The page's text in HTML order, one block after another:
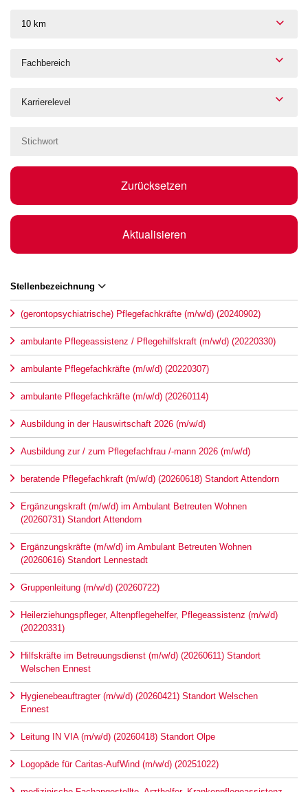
10 km
Fachbereich
Karrierelevel
Zurücksetzen
Aktualisieren
Stellenbezeichnung
(gerontopsychiatrische) Pflegefachkräfte (m/w/d) (20240902)
ambulante Pflegeassistenz / Pflegehilfskraft (m/w/d) (20220330)
ambulante Pflegefachkräfte (m/w/d) (20220307)
ambulante Pflegefachkräfte (m/w/d) (20260114)
Ausbildung in der Hauswirtschaft 2026 (m/w/d)
Ausbildung zur / zum Pflegefachfrau /-mann 2026 (m/w/d)
beratende Pflegefachkraft (m/w/d) (20260618) Standort Attendorn
Ergänzungskraft (m/w/d) im Ambulant Betreuten Wohnen
(20260731) Standort Attendorn
Ergänzungskräfte (m/w/d) im Ambulant Betreuten Wohnen
(20260616) Standort Lennestadt
Gruppenleitung (m/w/d) (20260722)
Heilerziehungspfleger, Altenpflegehelfer, Pflegeassistenz (m/w/d)
(20220331)
Hilfskräfte im Betreuungsdienst (m/w/d) (20260611) Standort
Welschen Ennest
Hygienebeauftragter (m/w/d) (20260421) Standort Welschen
Ennest
Leitung IN VIA (m/w/d) (20260418) Standort Olpe
Logopäde für Caritas-AufWind (m/w/d) (20251022)